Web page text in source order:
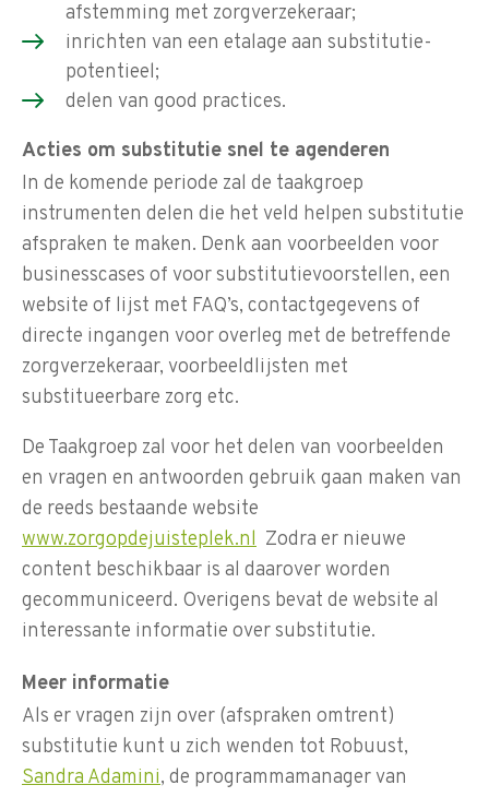
afstemming met zorgverzekeraar;
inrichten van een etalage aan substitutie-
potentieel;
delen van good practices.
Acties om substitutie snel te agenderen
In de komende periode zal de taakgroep
instrumenten delen die het veld helpen substitutie
afspraken te maken. Denk aan voorbeelden voor
businesscases of voor substitutievoorstellen, een
website of lijst met FAQ’s, contactgegevens of
directe ingangen voor overleg met de betreffende
zorgverzekeraar, voorbeeldlijsten met
substitueerbare zorg etc.
De Taakgroep zal voor het delen van voorbeelden
en vragen en antwoorden gebruik gaan maken van
de reeds bestaande website
www.zorgopdejuisteplek.nl Zodra er nieuwe
content beschikbaar is al daarover worden
gecommuniceerd. Overigens bevat de website al
interessante informatie over substitutie.
Meer informatie
Als er vragen zijn over (afspraken omtrent)
substitutie kunt u zich wenden tot Robuust,
Sandra Adamini, de programmamanager van